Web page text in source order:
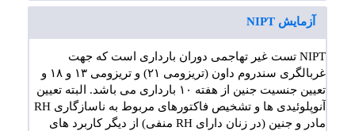
آزمایش NIPT
NIPT تست غیر تهاجمی دوران بارداری است که جهت
غربالگری سندروم داون (تریزومی ۲۱) و تریزومی ۱۳ و ۱۸ و
تعیین جنسیت جنین از هفته ۱۰ بارداری می باشد. البته تعیین
آنوپلوئیدی ها و تشخیص فاکتورهای مربوط به ناسازگاری RH
مادر و جنین (در زنان دارای RH منفی) از دیگر کاربرد های